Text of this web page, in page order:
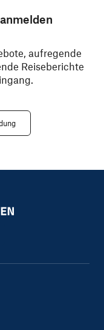
aufregende
Reiseberichte